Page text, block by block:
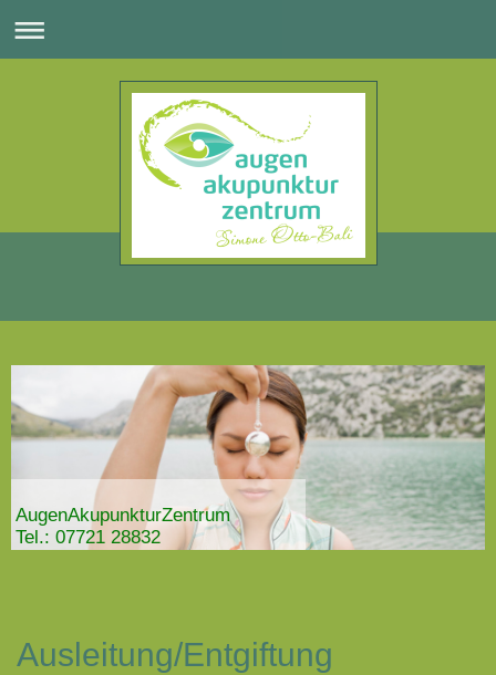
AugenAkupunkturZentrum
Tel.: 07721 28832
Ausleitung/Entgiftung